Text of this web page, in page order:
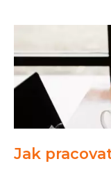
Jak